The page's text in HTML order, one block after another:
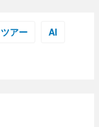
アー AI